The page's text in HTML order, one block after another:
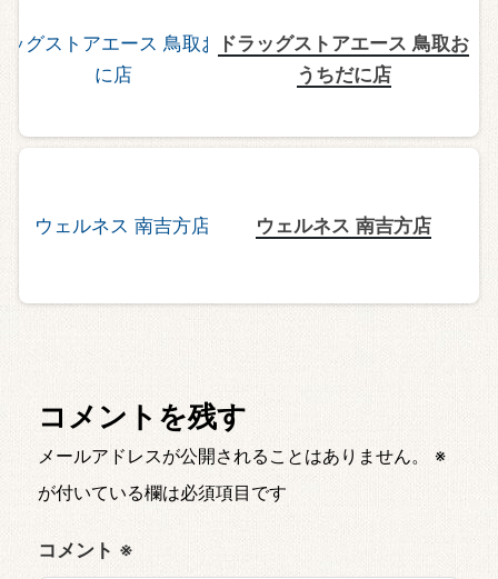
ドラッグストアエース 鳥取お
うちだに店
ウェルネス 南吉方店
コメントを残す
メールアドレスが公開されることはありません。
※
が付いている欄は必須項目です
コメント ※